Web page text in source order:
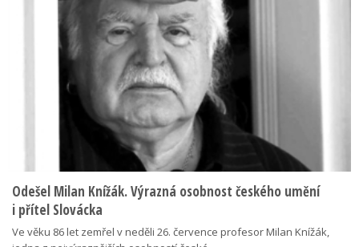
Odešel Milan Knížák. Výrazná osobnost českého umění
i přítel Slovácka
Ve věku 86 let zemřel v neděli 26. července profesor Milan Knížák,